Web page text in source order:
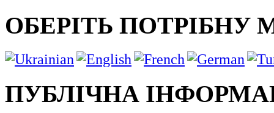
ОБЕРІТЬ ПОТРІБНУ
ПУБЛІЧНА